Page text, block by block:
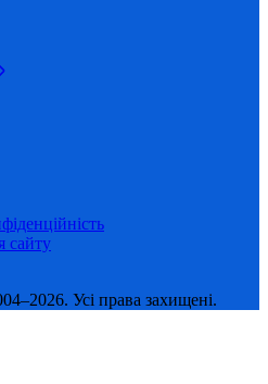
сайту
Усі права захищені.